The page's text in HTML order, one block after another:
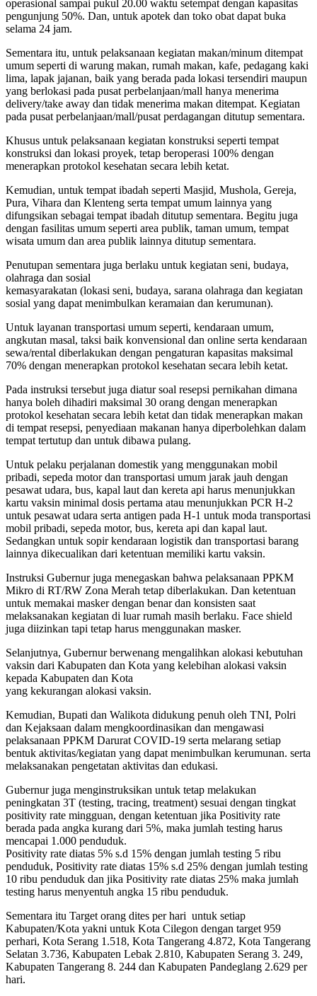
operasional sampai pukul 20.00 waktu setempat dengan kapasitas
pengunjung 50%. Dan, untuk apotek dan toko obat dapat buka
selama 24 jam.
Sementara itu, untuk pelaksanaan kegiatan makan/minum ditempat
umum seperti di warung makan, rumah makan, kafe, pedagang kaki
lima, lapak jajanan, baik yang berada pada lokasi tersendiri maupun
yang berlokasi pada pusat perbelanjaan/mall hanya menerima
delivery/take away dan tidak menerima makan ditempat. Kegiatan
pada pusat perbelanjaan/mall/pusat perdagangan ditutup sementara.
Khusus untuk pelaksanaan kegiatan konstruksi seperti tempat
konstruksi dan lokasi proyek, tetap beroperasi 100% dengan
menerapkan protokol kesehatan secara lebih ketat.
Kemudian, untuk tempat ibadah seperti Masjid, Mushola, Gereja,
Pura, Vihara dan Klenteng serta tempat umum lainnya yang
difungsikan sebagai tempat ibadah ditutup sementara. Begitu juga
dengan fasilitas umum seperti area publik, taman umum, tempat
wisata umum dan area publik lainnya ditutup sementara.
Penutupan sementara juga berlaku untuk kegiatan seni, budaya,
olahraga dan sosial
kemasyarakatan (lokasi seni, budaya, sarana olahraga dan kegiatan
sosial yang dapat menimbulkan keramaian dan kerumunan).
Untuk layanan transportasi umum seperti, kendaraan umum,
angkutan masal, taksi baik konvensional dan online serta kendaraan
sewa/rental diberlakukan dengan pengaturan kapasitas maksimal
70% dengan menerapkan protokol kesehatan secara lebih ketat.
Pada instruksi tersebut juga diatur soal resepsi pernikahan dimana
hanya boleh dihadiri maksimal 30 orang dengan menerapkan
protokol kesehatan secara lebih ketat dan tidak menerapkan makan
di tempat resepsi, penyediaan makanan hanya diperbolehkan dalam
tempat tertutup dan untuk dibawa pulang.
Untuk pelaku perjalanan domestik yang menggunakan mobil
pribadi, sepeda motor dan transportasi umum jarak jauh dengan
pesawat udara, bus, kapal laut dan kereta api harus menunjukkan
kartu vaksin minimal dosis pertama atau menunjukkan PCR H-2
untuk pesawat udara serta antigen pada H-1 untuk moda transportasi
mobil pribadi, sepeda motor, bus, kereta api dan kapal laut.
Sedangkan untuk sopir kendaraan logistik dan transportasi barang
lainnya dikecualikan dari ketentuan memiliki kartu vaksin.
Instruksi Gubernur juga menegaskan bahwa pelaksanaan PPKM
Mikro di RT/RW Zona Merah tetap diberlakukan. Dan ketentuan
untuk memakai masker dengan benar dan konsisten saat
melaksanakan kegiatan di luar rumah masih berlaku. Face shield
juga diizinkan tapi tetap harus menggunakan masker.
Selanjutnya, Gubernur berwenang mengalihkan alokasi kebutuhan
vaksin dari Kabupaten dan Kota yang kelebihan alokasi vaksin
kepada Kabupaten dan Kota
yang kekurangan alokasi vaksin.
Kemudian, Bupati dan Walikota didukung penuh oleh TNI, Polri
dan Kejaksaan dalam mengkoordinasikan dan mengawasi
pelaksanaan PPKM Darurat COVID-19 serta melarang setiap
bentuk aktivitas/kegiatan yang dapat menimbulkan kerumunan. serta
melaksanakan pengetatan aktivitas dan edukasi.
Gubernur juga menginstruksikan untuk tetap melakukan
peningkatan 3T (testing, tracing, treatment) sesuai dengan tingkat
positivity rate mingguan, dengan ketentuan jika Positivity rate
berada pada angka kurang dari 5%, maka jumlah testing harus
mencapai 1.000 penduduk.
Positivity rate diatas 5% s.d 15% dengan jumlah testing 5 ribu
penduduk, Positivity rate diatas 15% s.d 25% dengan jumlah testing
10 ribu penduduk dan jika Positivity rate diatas 25% maka jumlah
testing harus menyentuh angka 15 ribu penduduk.
Sementara itu Target orang dites per hari untuk setiap
Kabupaten/Kota yakni untuk Kota Cilegon dengan target 959
perhari, Kota Serang 1.518, Kota Tangerang 4.872, Kota Tangerang
Selatan 3.736, Kabupaten Lebak 2.810, Kabupaten Serang 3. 249,
Kabupaten Tangerang 8. 244 dan Kabupaten Pandeglang 2.629 per
hari.